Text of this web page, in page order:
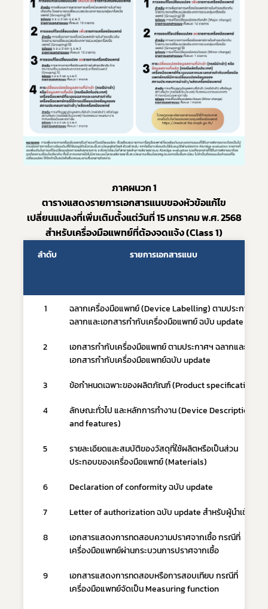
ภาคผนวก 1
ตารางแสดงรายการเอกสารแนบของหัวข้อแก้ไข
เปลี่ยนแปลงที่เพิ่มเติมตั้งแต่วันที่ 15 มกราคม พ.ศ. 2568
สำหรับเครื่องมือแพทย์ที่ต้องจดแจ้ง (Class 1)
ลำดับ รายการเอกสารแนบ
1
ฉลากเครื่องมือแพทย์ (Device Labelling) ตามประกาศฯ
ฉลากและเอกสารกำกับเครื่องมือแพทย์ ฉบับ update
2
เอกสารกำกับเครื่องมือแพทย์ ตามประกาศฯ ฉลากและ
เอกสารกำกับเครื่องมือแพทย์ฉบับ update
3
ข้อกำหนดเฉพาะของผลิตภัณฑ์ (Product specification)
4
ลักษณะทั่วไป และหลักการทำงาน (Device Description
and features)
5
รายละเอียดและสมบัติของวัสดุที่ใช้ผลิตหรือเป็นส่วน
ประกอบของเครื่องมือแพทย์ (Materials)
6
Declaration of conformity ฉบับ update
7
Letter of authorization ฉบับ update สำหรับผู้นำเข้า
8
เอกสารแสดงการทดสอบความปราศจากเชื้อ กรณีที่
เครื่องมือแพทย์ผ่านกระบวนการปราศจากเชื้อ
9
เอกสารแสดงการทดสอบหรือการสอบเทียบ กรณีที่
เครื่องมือแพทย์จัดเป็น Measuring function
เลือกหัวข้อที่ท่านต้องการ Subscribe
ข่าวประชาสัมพันธ์ทั่วไป